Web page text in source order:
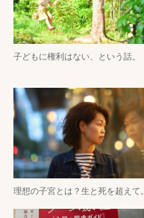
子どもに権利はない、という話。
理想の子宮とは？生と死を超えて。